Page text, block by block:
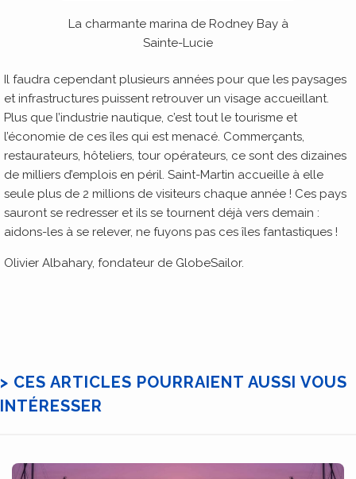
La charmante marina de Rodney Bay à
Sainte-Lucie
Il faudra cependant plusieurs années pour que les paysages
et infrastructures puissent retrouver un visage accueillant.
Plus que l’industrie nautique, c’est tout le tourisme et
l’économie de ces îles qui est menacé. Commerçants,
restaurateurs, hôteliers, tour opérateurs, ce sont des dizaines
de milliers d’emplois en péril. Saint-Martin accueille à elle
seule plus de 2 millions de visiteurs chaque année ! Ces pays
sauront se redresser et ils se tournent déjà vers demain :
aidons-les à se relever, ne fuyons pas ces îles fantastiques !
Olivier Albahary, fondateur de GlobeSailor.
> CES ARTICLES POURRAIENT AUSSI VOUS
INTÉRESSER